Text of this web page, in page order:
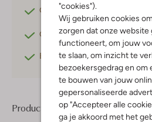
"cookies").
Wij gebruiken cookies
zorgen dat onze website
functioneert, om jouw
te slaan, om inzicht te
bezoekersgedrag en om
te bouwen van jouw
gepersonaliseerde
op "Accepteer alle
ga je akkoord met het
Gratis verzending
Gratis retournerenbinnen 30
Betaal achterafmet Klarna
Product informatie